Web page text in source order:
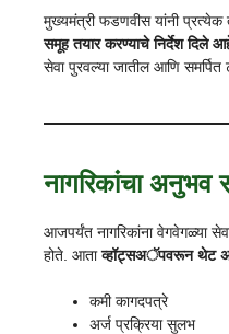
मुख्यमंत्री फडणवीस यांनी प्रत्येक
समूह तयार करण्याचे निर्देश दिले
सेवा पुरवल्या जातील आणि
नागरिकांचा अनुभव
आजपर्यंत नागरिकांना वेगवेगळ्या
होते. आताव्हॉट्सअॅपवरून थेट
कमी कागदपत्रे
अर्ज प्रक्रिया सुलभ